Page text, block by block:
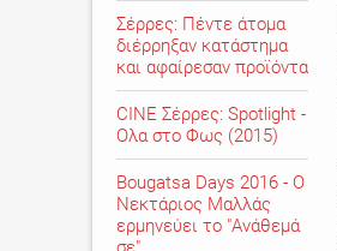
Σέρρες: Πέντε άτομα
διέρρηξαν κατάστημα
και αφαίρεσαν προϊόντα
CINE Σέρρες: Spotlight -
Ολα στο Φως (2015)
Bougatsa Days 2016 - Ο
Νεκτάριος Μαλλάς
ερμηνεύει το "Ανάθεμά